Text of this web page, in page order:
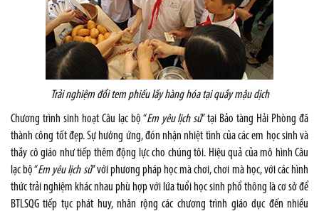
Trải nghiệm đổi tem phiếu lấy hàng hóa tại quầy mậu dịch
Chương trình sinh hoạt Câu lạc bộ “Em yêu lịch sử” tại Bảo tàng Hải Phòng đã
thành công tốt đẹp. Sự hưởng ứng, đón nhận nhiệt tình của các em học sinh và
thầy cô giáo như tiếp thêm động lực cho chúng tôi. Hiệu quả của mô hình Câu
lạc bộ “Em yêu lịch sử” với phương pháp học mà chơi, chơi mà học, với các hình
thức trải nghiệm khác nhau phù hợp với lứa tuổi học sinh phổ thông là cơ sở để
BTLSQG tiếp tục phát huy, nhân rộng các chương trình giáo dục đến nhiều